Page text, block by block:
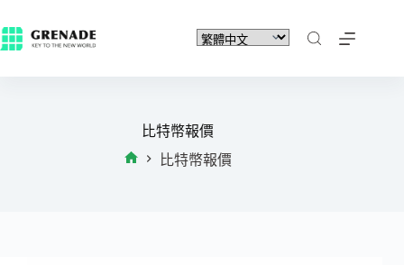
比特幣報價
比特幣報價